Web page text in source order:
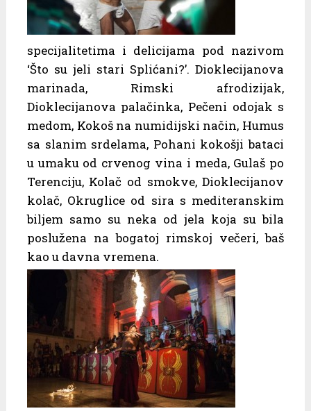
specijalitetima i delicijama pod nazivom
‘Što su jeli stari Splićani?’. Dioklecijanova
marinada, Rimski afrodizijak,
Dioklecijanova palačinka, Pečeni odojak s
medom, Kokoš na numidijski način, Humus
sa slanim srdelama, Pohani kokošji bataci
u umaku od crvenog vina i meda, Gulaš po
Terenciju, Kolač od smokve, Dioklecijanov
kolač, Okruglice od sira s mediteranskim
biljem samo su neka od jela koja su bila
poslužena na bogatoj rimskoj večeri, baš
kao u davna vremena.